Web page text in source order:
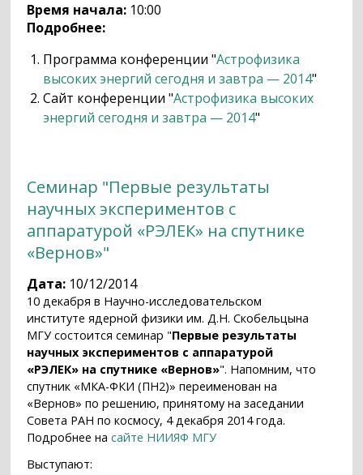
Время начала: 10:00
Подробнее:
Программа конференции "Астрофизика
высоких энергий сегодня и завтра — 2014"
Сайт конференции"Астрофизика высоких
энергий сегодня и завтра — 2014"
Семинар "Первые результаты
научных экспериментов с
аппаратурой «РЭЛЕК» на спутнике
«Вернов»"
Дата: 10/12/2014
10 декабря в Научно-исследовательском
институте ядерной физики им. Д.Н. Скобельцына
МГУ состоится семинар "Первые результаты
научных экспериментов с аппаратурой
«РЭЛЕК» на спутнике «Вернов»". Напомним, что
спутник «МКА-ФКИ (ПН2)» переименован на
«Вернов» по решению, принятому на заседании
Совета РАН по космосу, 4 декабря 2014 года.
Подробнее насайте НИИЯФ МГУ
Выступают: